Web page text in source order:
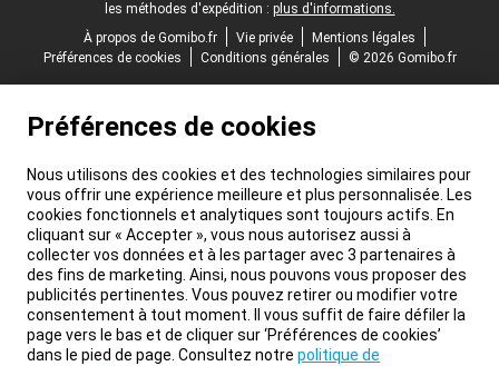
les méthodes d'expédition : plus d'informations.
À propos de Gomibo.fr
Vie privée
Mentions légales
Préférences de cookies
Conditions générales © 2026 Gomibo.fr
Préférences de cookies
Nous utilisons des cookies et des technologies similaires pour
vous offrir une expérience meilleure et plus personnalisée. Les
cookies fonctionnels et analytiques sont toujours actifs. En
cliquant sur « Accepter », vous nous autorisez aussi à
collecter vos données et à les partager avec 3 partenaires à
des fins de marketing. Ainsi, nous pouvons vous proposer des
publicités pertinentes. Vous pouvez retirer ou modifier votre
consentement à tout moment. Il vous suffit de faire défiler la
page vers le bas et de cliquer sur ‘Préférences de cookies’
dans le pied de page. Consultez notre politique de